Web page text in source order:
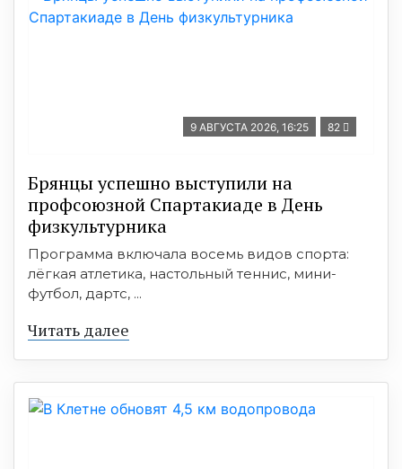
9 АВГУСТА 2026, 16:25 82
Брянцы успешно выступили на
профсоюзной Спартакиаде в День
физкультурника
Программа включала восемь видов спорта:
лёгкая атлетика, настольный теннис, мини-
футбол, дартс, ...
Читать далее